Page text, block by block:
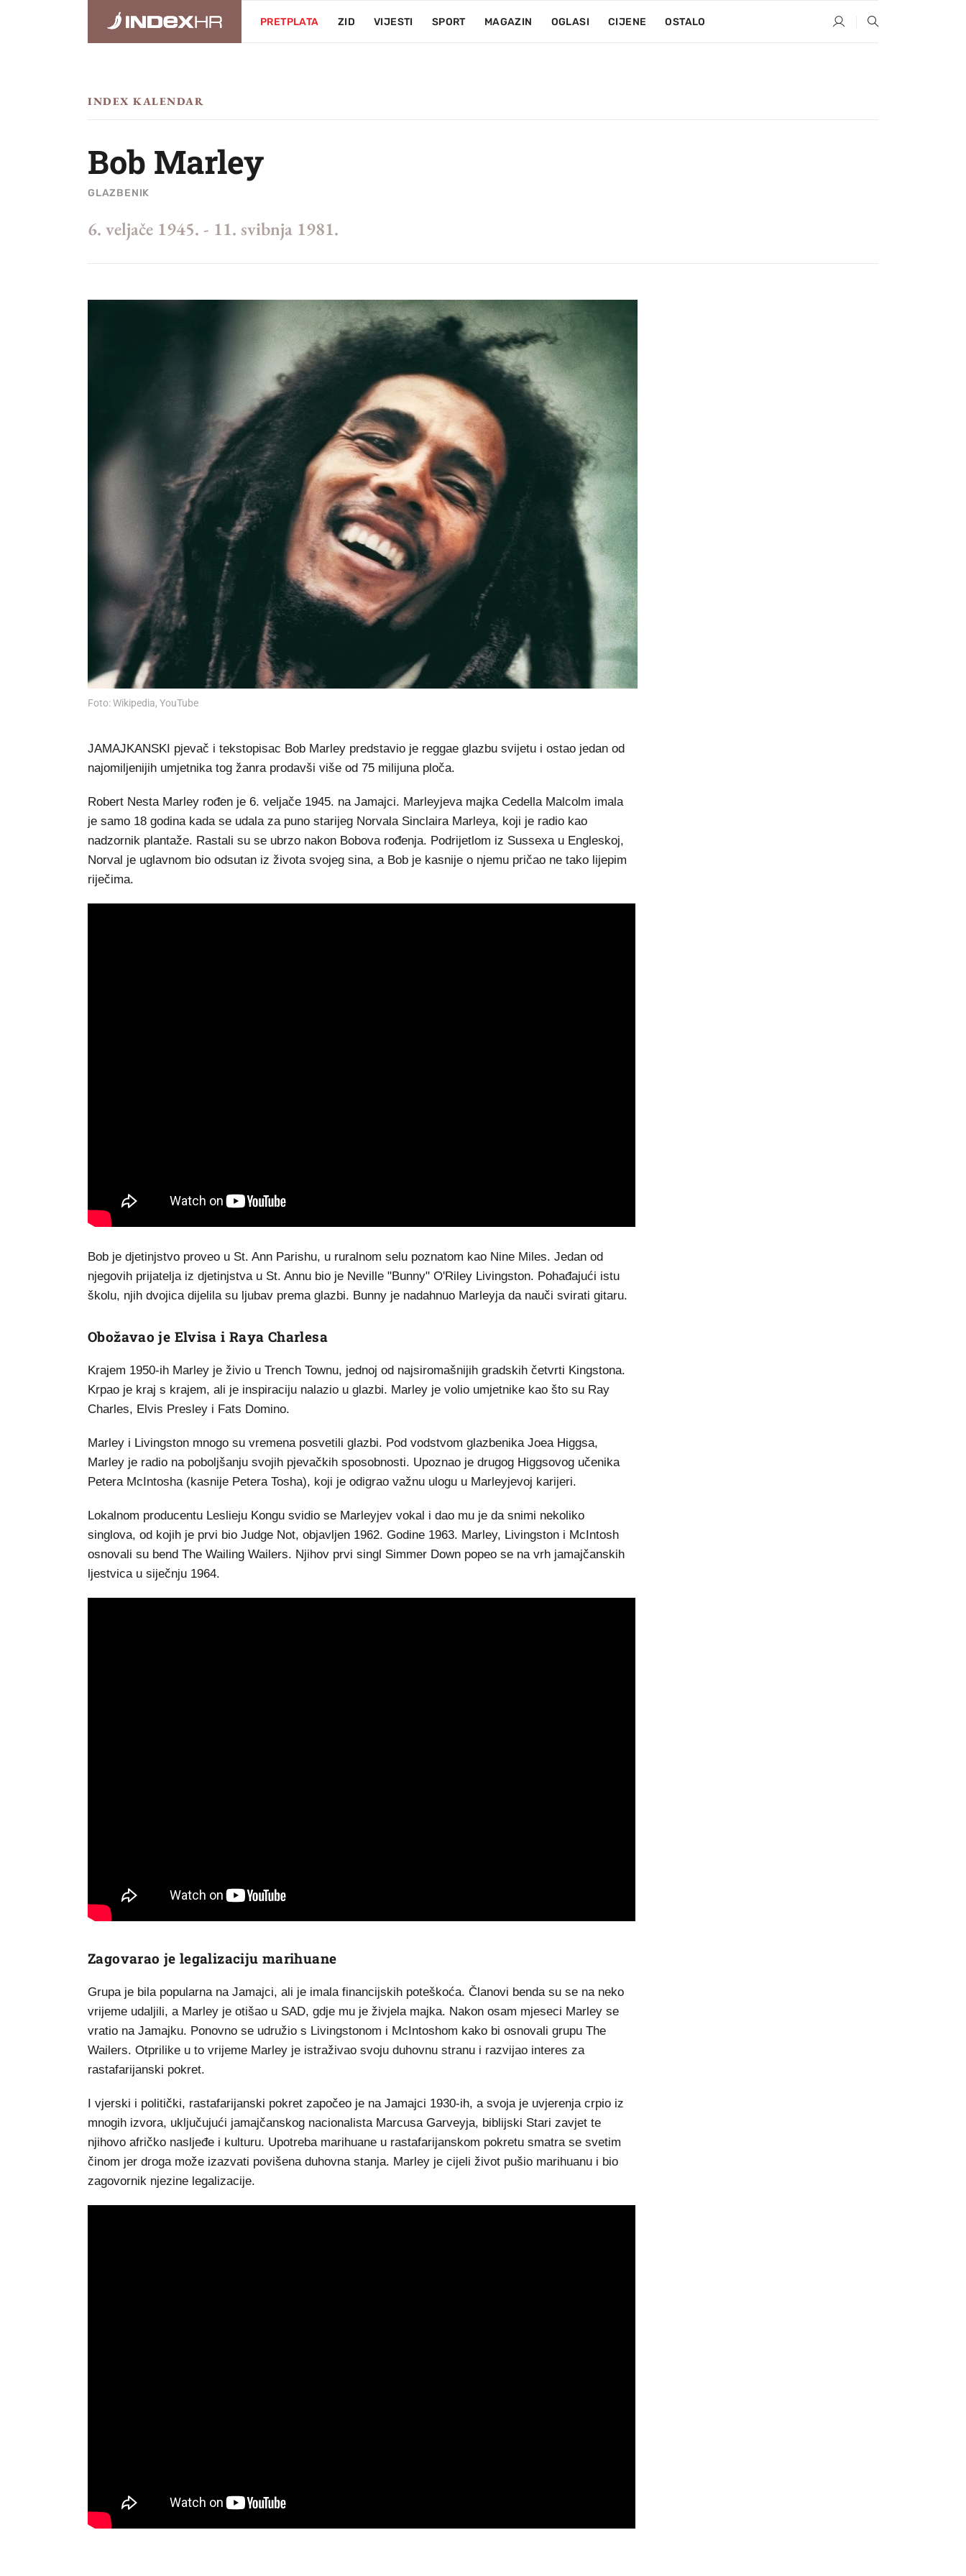
PRETPLATA ZID VIJESTI SPORT MAGAZIN OGLASI CIJENE OSTALO
INDEX KALENDAR
Bob Marley
GLAZBENIK
6. veljače 1945. - 11. svibnja 1981.
Foto: Wikipedia, YouTube
JAMAJKANSKI pjevač i tekstopisac Bob Marley predstavio je reggae glazbu svijetu i ostao jedan od
najomiljenijih umjetnika tog žanra prodavši više od 75 milijuna ploča.
Robert Nesta Marley rođen je 6. veljače 1945. na Jamajci. Marleyjeva majka Cedella Malcolm imala
je samo 18 godina kada se udala za puno starijeg Norvala Sinclaira Marleya, koji je radio kao
nadzornik plantaže. Rastali su se ubrzo nakon Bobova rođenja. Podrijetlom iz Sussexa u Engleskoj,
Norval je uglavnom bio odsutan iz života svojeg sina, a Bob je kasnije o njemu pričao ne tako lijepim
riječima.
Bob je djetinjstvo proveo u St. Ann Parishu, u ruralnom selu poznatom kao Nine Miles. Jedan od
njegovih prijatelja iz djetinjstva u St. Annu bio je Neville "Bunny" O'Riley Livingston. Pohađajući istu
školu, njih dvojica dijelila su ljubav prema glazbi. Bunny je nadahnuo Marleyja da nauči svirati gitaru.
Obožavao je Elvisa i Raya Charlesa
Krajem 1950-ih Marley je živio u Trench Townu, jednoj od najsiromašnijih gradskih četvrti Kingstona.
Krpao je kraj s krajem, ali je inspiraciju nalazio u glazbi. Marley je volio umjetnike kao što su Ray
Charles, Elvis Presley i Fats Domino.
Marley i Livingston mnogo su vremena posvetili glazbi. Pod vodstvom glazbenika Joea Higgsa,
Marley je radio na poboljšanju svojih pjevačkih sposobnosti. Upoznao je drugog Higgsovog učenika
Petera McIntosha (kasnije Petera Tosha), koji je odigrao važnu ulogu u Marleyjevoj karijeri.
Lokalnom producentu Leslieju Kongu svidio se Marleyjev vokal i dao mu je da snimi nekoliko
singlova, od kojih je prvi bio Judge Not, objavljen 1962. Godine 1963. Marley, Livingston i McIntosh
osnovali su bend The Wailing Wailers. Njihov prvi singl Simmer Down popeo se na vrh jamajčanskih
ljestvica u siječnju 1964.
Zagovarao je legalizaciju marihuane
Grupa je bila popularna na Jamajci, ali je imala financijskih poteškoća. Članovi benda su se na neko
vrijeme udaljili, a Marley je otišao u SAD, gdje mu je živjela majka. Nakon osam mjeseci Marley se
vratio na Jamajku. Ponovno se udružio s Livingstonom i McIntoshom kako bi osnovali grupu The
Wailers. Otprilike u to vrijeme Marley je istraživao svoju duhovnu stranu i razvijao interes za
rastafarijanski pokret.
I vjerski i politički, rastafarijanski pokret započeo je na Jamajci 1930-ih, a svoja je uvjerenja crpio iz
mnogih izvora, uključujući jamajčanskog nacionalista Marcusa Garveyja, biblijski Stari zavjet te
njihovo afričko nasljeđe i kulturu. Upotreba marihuane u rastafarijanskom pokretu smatra se svetim
činom jer droga može izazvati povišena duhovna stanja. Marley je cijeli život pušio marihuanu i bio
zagovornik njezine legalizacije.